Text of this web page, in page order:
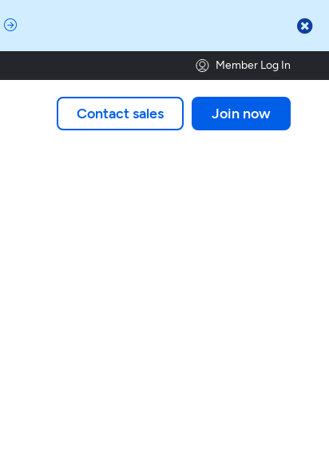

Member Log In
Contact sales Join now